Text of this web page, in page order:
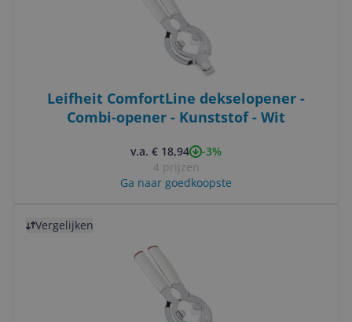
Leifheit ComfortLine dekselopener -
Combi-opener - Kunststof - Wit
v.a. € 18,94
-3%
4 prijzen
Ga naar goedkoopste
Vergelijken